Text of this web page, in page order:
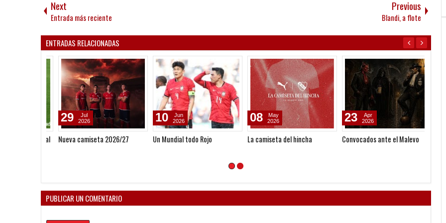
Next
Entrada más reciente
Previous
Blandi, a flote
ENTRADAS RELACIONADAS
Nueva camiseta 2026/27
29
Jul
2026
Un Mundial todo Rojo
10
Jun
2026
La camiseta del hincha
08
May
2026
Convocados ante el Malevo
23
Apr
2026
Se
PUBLICAR UN COMENTARIO